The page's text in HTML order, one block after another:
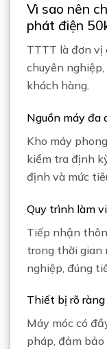
Vì sao nên
phát điện
TTTT là đơn vị
chuyên
khách hàng.
Nguồn máy đa
Kho máy
kiểm tra định
định và mức
Quy trình làm
Tiếp nhận
trong thời gian
nghiệp, đúng
Thiết bị rõ ràng
Máy móc có
pháp, đảm